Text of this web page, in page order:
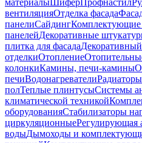
материалыШиферПрофнастил
вентиляцияОтделка фасада
панелиСайдингКомплектующие
панелейДекоративные
плитка для фасада
отделкиОтопление
колонкиКамины, печи-камины
печиВодонагреватели
полТеплые плинтусыСистемы
климатической техникой
оборудованияСтабилизаторы
циркуляционныеРегулирующая
водыДымоходы и